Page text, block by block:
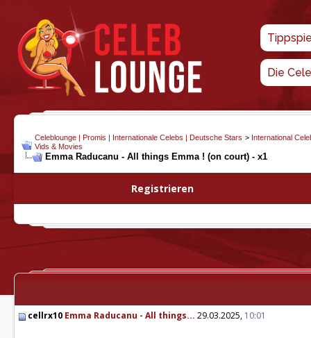
Die
Celeblounge | Promis | Internationale Celebs | Deutsche Stars > International
Vids & Movies
Emma Raducanu - All things Emma ! (on court) - x1
Registrieren
cellrx10 Emma Raducanu - All things... 29.03.2025, 10:01